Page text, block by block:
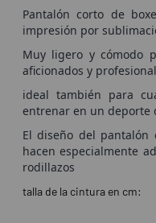
Pantalón corto de
impresión por
Muy ligero y cómodo
aficionados y
ideal también para
entrenar en un deporte
El diseño del
hacen especialmente
rodillazos
talla de la cintura en cm: